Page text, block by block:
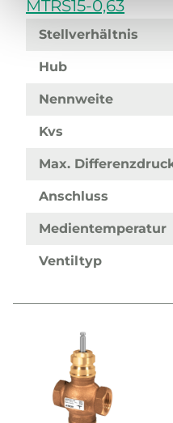
MTRS15-0,63
Stellverhältnis
Hub
Nennweite
Kvs
Max.
Anschluss
Medientemperatur
Ventiltyp